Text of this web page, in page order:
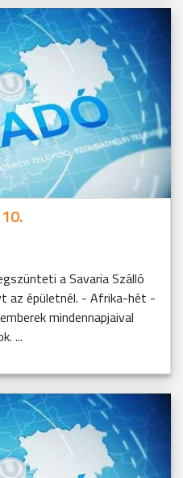
a Savaria Szálló
az épületnél. - Afrika-hét -
mindennapjaival
...